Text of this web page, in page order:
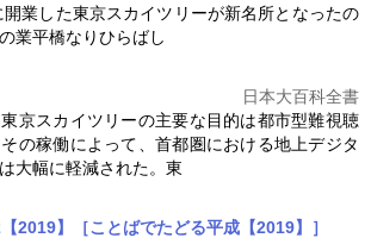
開業した東京スカイツリーが新名所となったの
業平橋なりひらばし
日本大百科全書
東京スカイツリーの主要な目的は都市型難視聴
の稼働によって、首都圏における地上デジタ
大幅に軽減された。東
2019】［ことばでたどる平成【2019】］